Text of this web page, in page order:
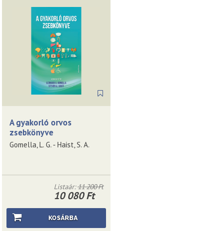
A gyakorló orvos
zsebkönyve
Gomella, L. G. - Haist, S. A.
Listaár:11 200 Ft
10 080 Ft
KOSÁRBA